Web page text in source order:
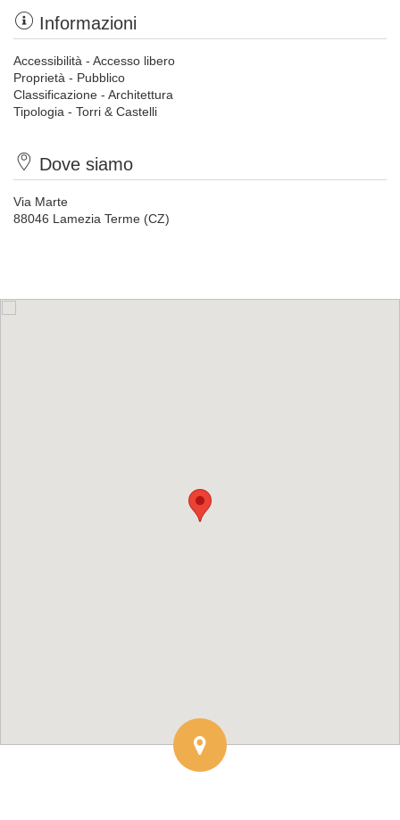
Informazioni
Accessibilità - Accesso libero
Proprietà - Pubblico
Classificazione - Architettura
Tipologia - Torri & Castelli
Dove siamo
Via Marte
88046 Lamezia Terme (CZ)